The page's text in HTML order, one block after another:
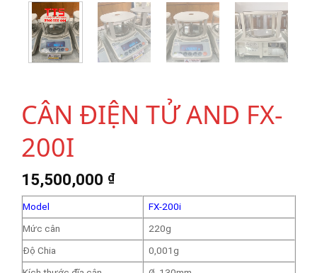
CÂN ĐIỆN TỬ AND FX-
200I
15,500,000 ₫
Model
FX-200i
Mức cân
220g
Độ Chia
0,001g